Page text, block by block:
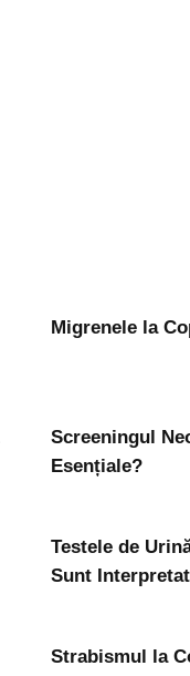
Migrenele la
Screeningul
Esențiale?
Testele de
Sunt
Strabismul la